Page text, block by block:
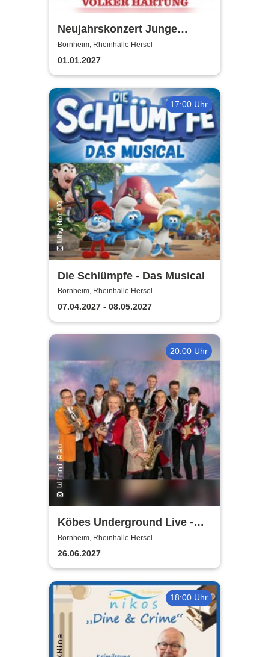
Neujahrskonzert Junge
Philharmonie Köln
Bornheim, Rheinhalle Hersel
01.01.2027
17:00 Uhr
Die Schlümpfe - Das Musical
Bornheim, Rheinhalle Hersel
07.04.2027 - 08.05.2027
20:00 Uhr
Köbes Underground Live -
Hausband der Kölner
Stunksitzung
Bornheim, Rheinhalle Hersel
26.06.2027
18:00 Uhr